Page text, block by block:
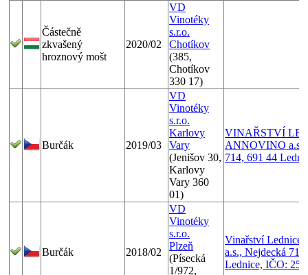
Částečně
zkvašený
hroznový mošt
2020/02
VD
Vinotéky
s.r.o.
Chotíkov
(385,
Chotíkov
330 17)
Burčák 2019/03
VD
Vinotéky
s.r.o.
Karlovy
Vary
(Jenišov 30,
Karlovy
Vary 360
01)
VINAŘSTVÍ
ANNOVINO a.s.,
714, 691 44
Burčák 2018/02
VD
Vinotéky
s.r.o.
Plzeň
(Písecká
1/972,
Vinařství Lednice
a.s., Nejdecká
Lednice, IČO: